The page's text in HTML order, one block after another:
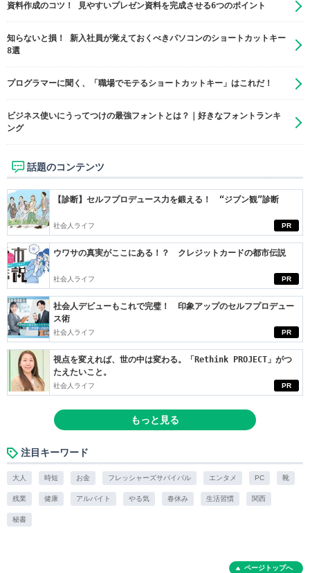
資料作成のコツ！ 見やすいプレゼン資料を完成させる6つのポイント
知らないと損！ 新入社員が覚えておくべきパソコンのショートカットキー
8選
プログラマーに聞く、「職場でモテるショートカットキー」はこれだ！
ビジネス使いにうってつけの最強フォントとは？｜好きなフォントランキ
ング
話題のコンテンツ
PR
【診断】セルフプロデュース力を鍛える！ “ジブン観”診断
社会人ライフ
PR
ウワサの真実がここにある！？ クレジットカードの都市伝説
社会人ライフ
PR
社会人デビューもこれで完璧！ 印象アップのセルフプロデュー
ス術
社会人ライフ
PR
視点を変えれば、世の中は変わる。「Rethink PROJECT」がつ
たえたいこと。
社会人ライフ
もっと見る
注目キーワード
大人 時短 お金 フレッシャーズサバイバル エンタメ PC 靴
残業 健康 アルバイト やる気 春休み 生活習慣 関西
秘書
ページトップへ